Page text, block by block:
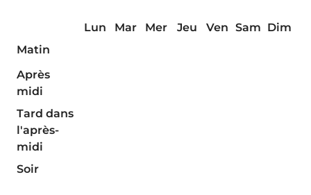
Lun Mar Mer Jeu Ven Sam Dim
Matin
Après
midi
Tard dans
l'après-
midi
Soir